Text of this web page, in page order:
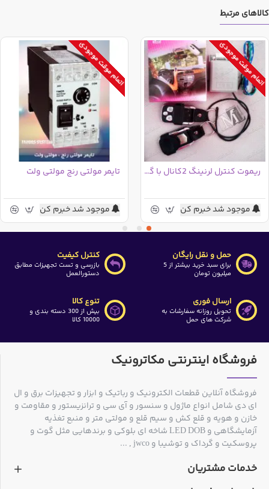
کالاهای مرتبط
اتمام موقت موجودی
ریموت کنترل لرنینگ 2کانال با گیرنده(رسیور) + ریموت یدک
موجود شد خبرم کن
اتمام موقت موجودی
تایمر مولتی رنج مولتی ولت
موجود شد خبرم کن
حمل و نقل رایگان
برای سبد خرید بیشتر از 5
میلیون تومان
کنترل کیفیت
بازرسی و تست تجهیزات مطابق
دستورالعمل
ارسال فوری
تحویل روزانه سفارشات به
شرکت های حمل
تنوع کالا
بیش از 300 دسته بندی و
10000 کالا
فروشگاه اینترنتی مکاترونیک
فروشگاه آنلاین قطعات الکترونیک و رباتیک و ابزار و تجهیزات برق و ال
ای دی شامل انواع ماژول و سنسور و آی سی و ترانزیستور و مقاومت و
خازن و هویه و قلع کش و سیم قلع و مولتی متر و منبع تغذیه
آزمایشگاهی و LED DOB شاخه ای بلوکی و برندهایی مثل گوت و
پروسکیت و گرداک و توشیبا و jwco , ...
خدمات مشتریان